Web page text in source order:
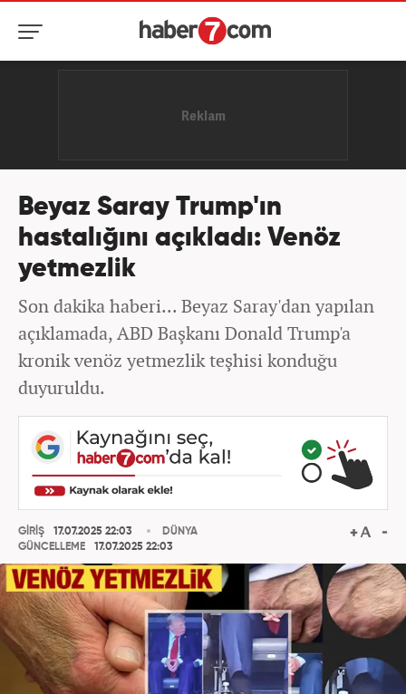
Beyaz Saray Trump'ın
hastalığını açıkladı: Venöz
yetmezlik
Son dakika haberi... Beyaz Saray'dan yapılan
açıklamada, ABD Başkanı Donald Trump'a
kronik venöz yetmezlik teşhisi konduğu
duyuruldu.
GİRİŞ
17.07.2025 22:03
GÜNCELLEME
17.07.2025 22:03
DÜNYA